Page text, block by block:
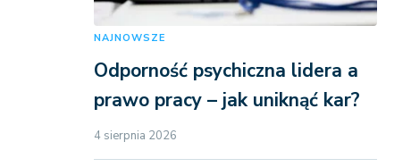
NAJNOWSZE
Odporność psychiczna lidera a
prawo pracy – jak uniknąć kar?
4 sierpnia 2026